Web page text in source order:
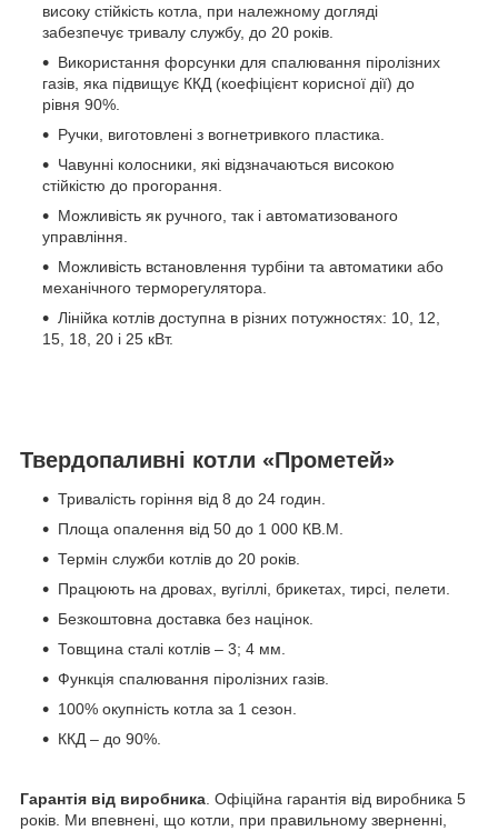
високу стійкість котла, при належному догляді
забезпечує тривалу службу, до 20 років.
Використання форсунки для спалювання піролізних
газів, яка підвищує ККД (коефіцієнт корисної дії) до
рівня 90%.
Ручки, виготовлені з вогнетривкого пластика.
Чавунні колосники, які відзначаються високою
стійкістю до прогорання.
Можливість як ручного, так і автоматизованого
управління.
Можливість встановлення турбіни та автоматики або
механічного терморегулятора.
Лінійка котлів доступна в різних потужностях: 10, 12,
15, 18, 20 і 25 кВт.
Твердопаливні котли «Прометей»
Тривалість горіння від 8 до 24 годин.
Площа опалення від 50 до 1 000 КВ.М.
Термін служби котлів до 20 років.
Працюють на дровах, вугіллі, брикетах, тирсі, пелети.
Безкоштовна доставка без націнок.
Товщина сталі котлів – 3; 4 мм.
Функція спалювання піролізних газів.
100% окупність котла за 1 сезон.
ККД – до 90%.
Гарантія від виробника. Офіційна гарантія від виробника 5
років. Ми впевнені, що котли, при правильному зверненні,